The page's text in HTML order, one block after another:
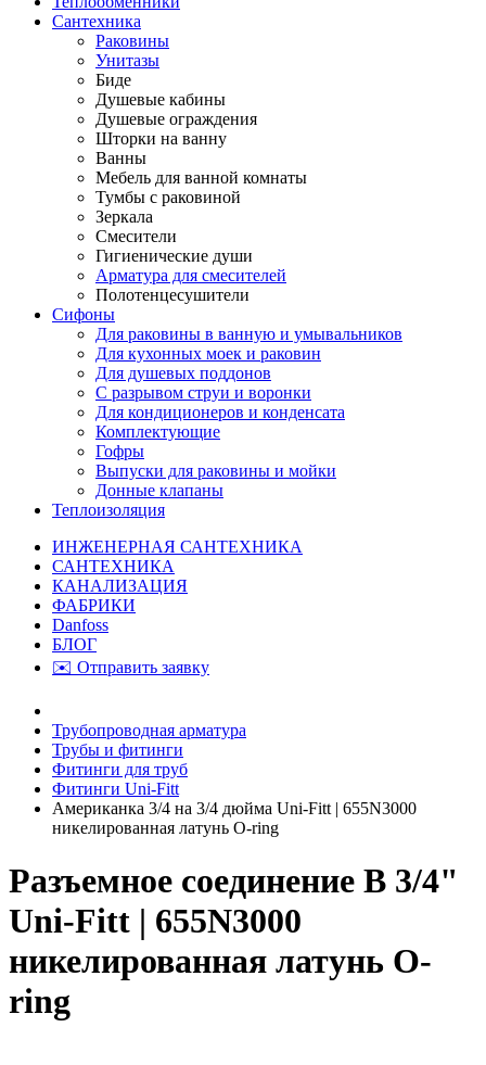
Сантехника
Раковины
Унитазы
Биде
Душевые кабины
Душевые ограждения
Шторки на ванну
Ванны
Мебель для ванной комнаты
Тумбы с раковиной
Зеркала
Смесители
Гигиенические души
Арматура для смесителей
Полотенцесушители
Сифоны
Для раковины в ванную и умывальников
Для кухонных моек и раковин
Для душевых поддонов
С разрывом струи и воронки
Для кондиционеров и конденсата
Комплектующие
Гофры
Выпуски для раковины и мойки
Донные клапаны
Теплоизоляция
ИНЖЕНЕРНАЯ САНТЕХНИКА
САНТЕХНИКА
КАНАЛИЗАЦИЯ
ФАБРИКИ
Danfoss
БЛОГ
✉️ Отправить заявку
Трубопроводная арматура
Трубы и фитинги
Фитинги для труб
Фитинги Uni-Fitt
Американка 3/4 на 3/4 дюйма Uni-Fitt | 655N3000
никелированная латунь O-ring
Разъемное соединение В 3/4"
Uni-Fitt | 655N3000
никелированная латунь O-
ring